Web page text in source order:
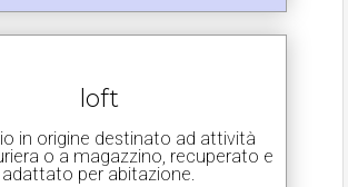
loft
in origine destinato ad attività
o a magazzino, recuperato e
adattato per abitazione.